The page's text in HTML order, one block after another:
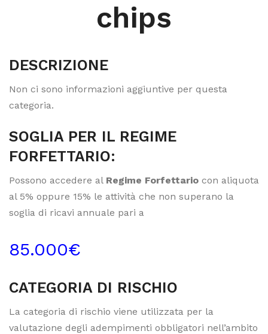
chips
DESCRIZIONE
Non ci sono informazioni aggiuntive per questa
categoria.
SOGLIA PER IL REGIME
FORFETTARIO:
Possono accedere al Regime Forfettario con aliquota
al 5% oppure 15% le attività che non superano la
soglia di ricavi annuale pari a
85.000€
CATEGORIA DI RISCHIO
La categoria di rischio viene utilizzata per la
valutazione degli adempimenti obbligatori nell’ambito